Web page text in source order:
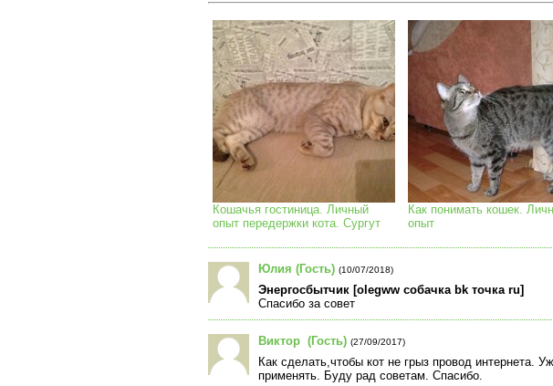
Кошачья гостиница. Личный
опыт передержки кота. Сургут
Как понимать кошек.
опыт
Юлия (Гость) (10/07/2018)
Энергосбытчик [olegww собачка bk точка ru]
Спасибо за совет
Виктор (Гость) (27/09/2017)
Как сделать,чтобы кот не грыз провод интернета.
применять. Буду рад советам. Спасибо.